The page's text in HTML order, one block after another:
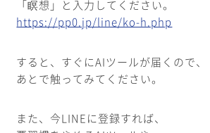
「瞑想」と入力してください。
https://pp0.jp/line/ko-h.php
すると、すぐにAIツールが届くので、
あとで触ってみてください。
また、今LINEに登録すれば、